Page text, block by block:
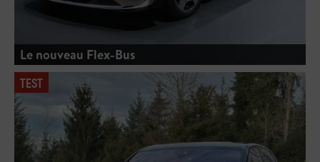
Le nouveau Flex-Bus
TEST